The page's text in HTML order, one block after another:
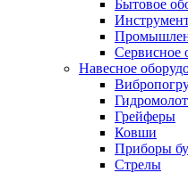
Бытовое
Сервисное
Навесное
Грейферы
Ковши
Приборы
Стрелы